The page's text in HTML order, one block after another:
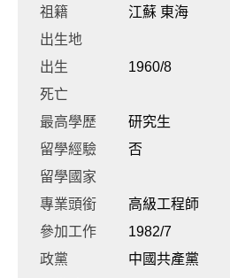
祖籍
江蘇 東海
出生地
出生
1960/8
死亡
最高學歷
研究生
留學經驗
否
留學國家
專業頭銜
高級工程師
參加工作
1982/7
政黨
中國共產黨